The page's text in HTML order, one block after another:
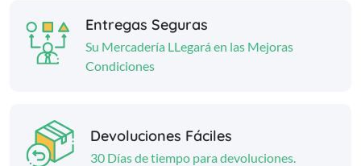
Entregas Seguras
Su Mercadería LLegará en las Mejoras
Condiciones
Devoluciones Fáciles
30 Días de tiempo para devoluciones.